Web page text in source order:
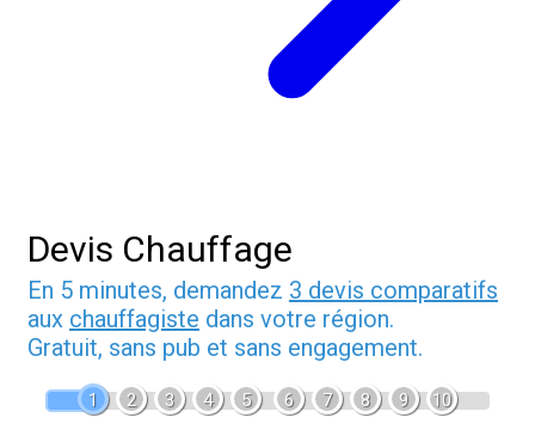
Devis Chauffage
En 5 minutes, demandez 3 devis comparatifs
aux chauffagiste dans votre région.
Gratuit, sans pub et sans engagement.
1 2 3 4 5 6 7 8 9 10